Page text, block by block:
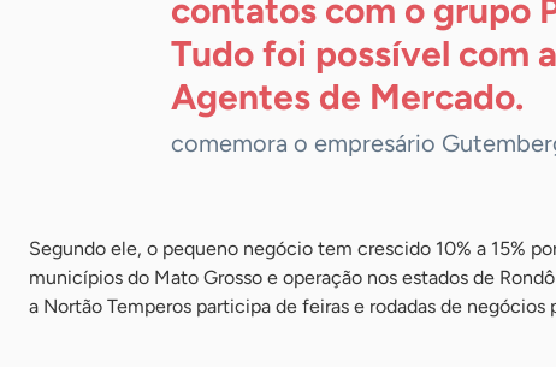
contatos com o grupo
Tudo foi possível com
Agentes de Mercado.
comemora o empresário
Segundo ele, o pequeno negócio tem crescido 10% a 15%
municípios do Mato Grosso e operação nos estados de
a Nortão Temperos participa de feiras e rodadas de negócios